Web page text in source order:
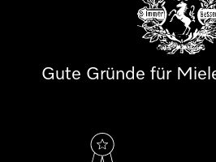
Gute Gründe für